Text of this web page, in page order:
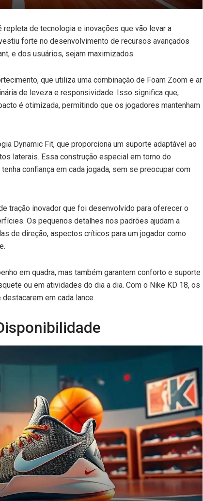
de tecnologia e inovações que vão levar a
forte no desenvolvimento de recursos avançados
e dos usuários, sejam maximizados.
que utiliza uma combinação de Foam Zoom e ar
de leveza e responsividade. Isso significa que,
é otimizada, permitindo que os jogadores mantenham
Dynamic Fit, que proporciona um suporte adaptável ao
laterais. Essa construção especial em torno do
confiança em cada jogada, sem se preocupar com
tração inovador que foi desenvolvido para oferecer o
Os pequenos detalhes nos padrões ajudam a
de direção, aspectos críticos para um jogador como
em quadra, mas também garantem conforto e suporte
ou em atividades do dia a dia. Com o Nike KD 18, os
em cada lance.